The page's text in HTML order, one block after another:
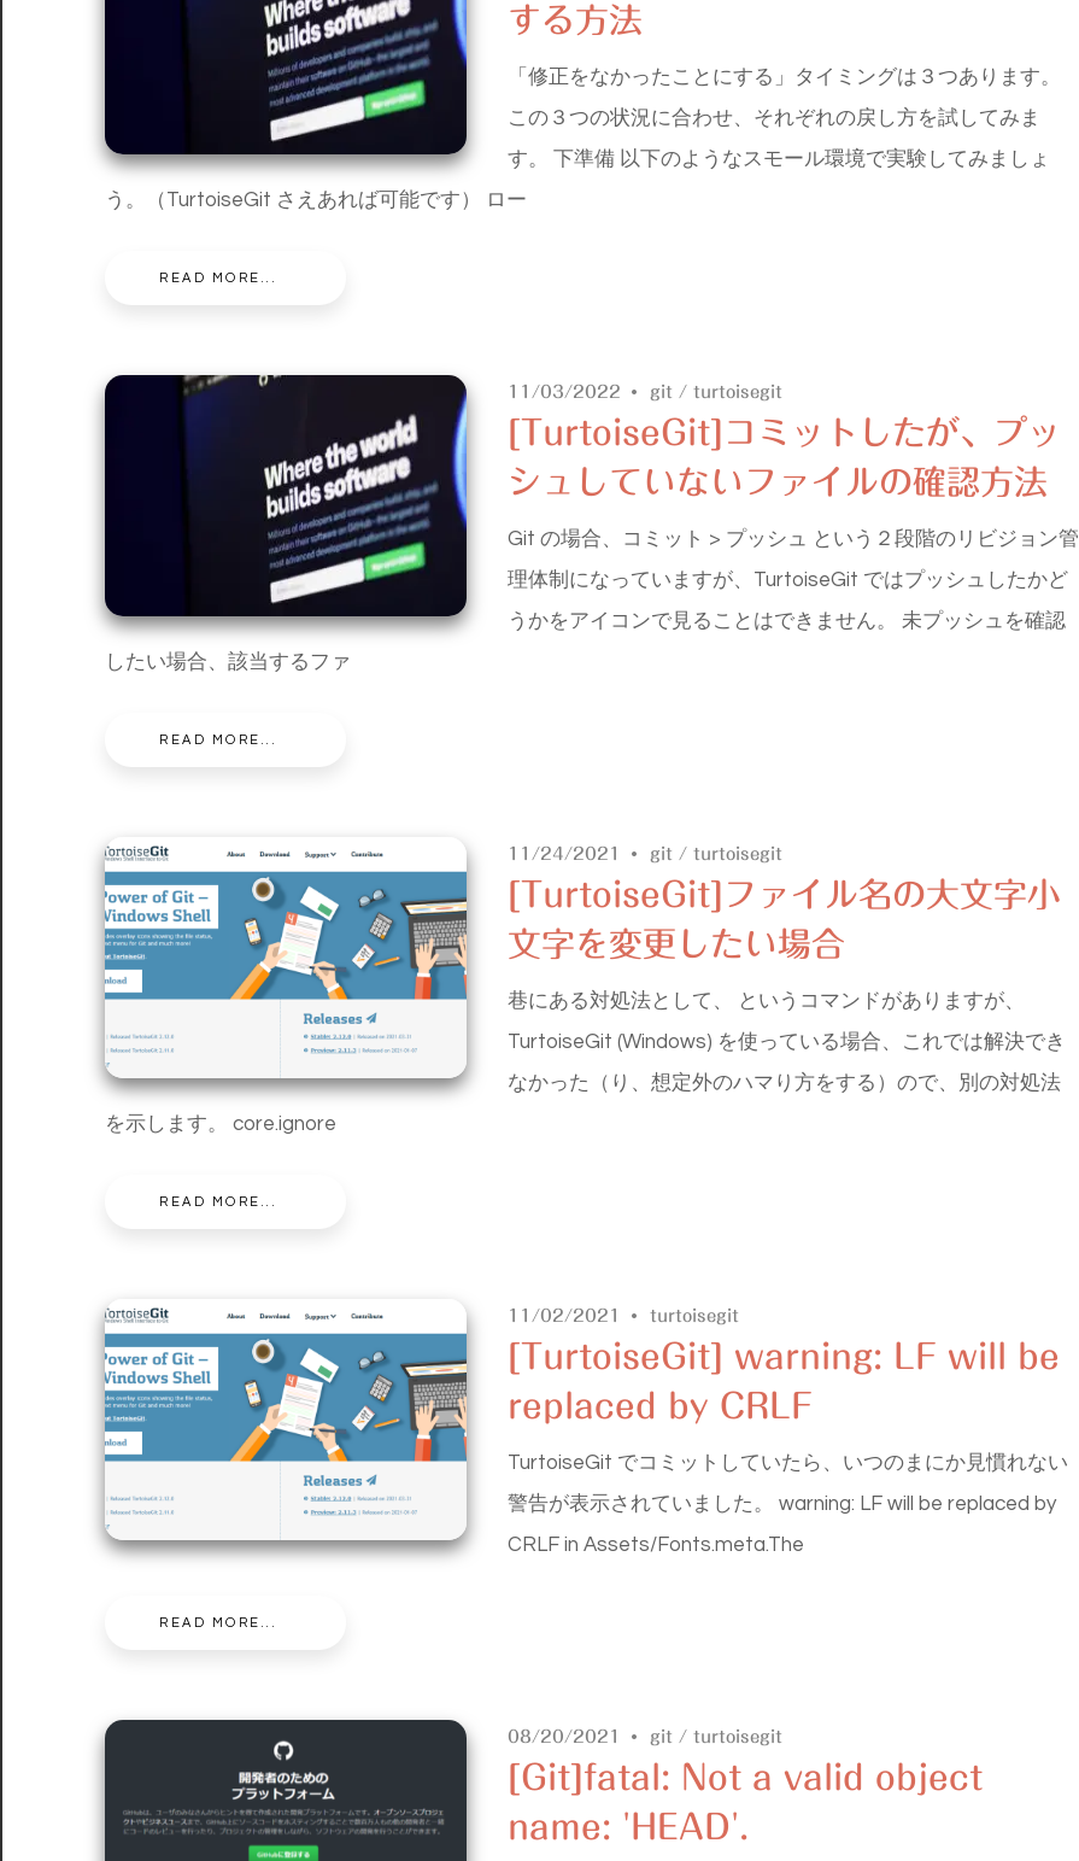
する方法
「修正をなかったことにする」タイミングは３つあります。
この３つの状況に合わせ、それぞれの戻し方を試してみま
す。 下準備 以下のようなスモール環境で実験してみましょ
う。（TurtoiseGit さえあれば可能です） ロー
READ MORE...
11/03/2022 git /turtoisegit
[TurtoiseGit]コミットしたが、プッ
シュしていないファイルの確認方法
Git の場合、コミット > プッシュ という２段階のリビジョン管
理体制になっていますが、TurtoiseGit ではプッシュしたかど
うかをアイコンで見ることはできません。 未プッシュを確認
したい場合、該当するファ
READ MORE...
11/24/2021 git /turtoisegit
[TurtoiseGit]ファイル名の大文字小
文字を変更したい場合
巷にある対処法として、 というコマンドがありますが、
TurtoiseGit (Windows) を使っている場合、これでは解決でき
なかった（り、想定外のハマり方をする）ので、別の対処法
を示します。 core.ignore
READ MORE...
11/02/2021 turtoisegit
[TurtoiseGit] warning: LF will be
replaced by CRLF
TurtoiseGit でコミットしていたら、いつのまにか見慣れない
警告が表示されていました。 warning: LF will be replaced by
CRLF in Assets/Fonts.meta.The
READ MORE...
08/20/2021 git /turtoisegit
[Git]fatal: Not a valid object
name: 'HEAD'.